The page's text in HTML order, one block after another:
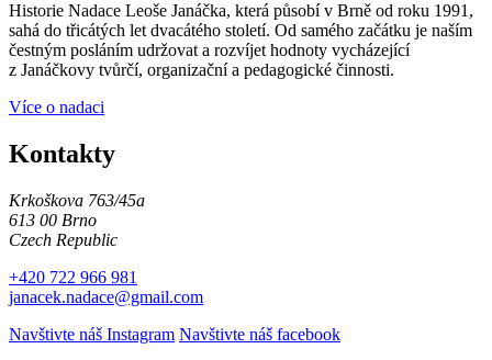
Historie Nadace Leoše Janáčka, která působí v Brně od roku 1991,
sahá do třicátých let dvacátého století. Od samého začátku je naším
čestným posláním udržovat a rozvíjet hodnoty vycházející
z Janáčkovy tvůrčí, organizační a pedagogické činnosti.
Více o nadaci
Kontakty
Krkoškova 763/45a
613 00 Brno
Czech Republic
+420 722 966 981
janacek.nadace@gmail.com
Navštivte náš Instagram Navštivte náš facebook